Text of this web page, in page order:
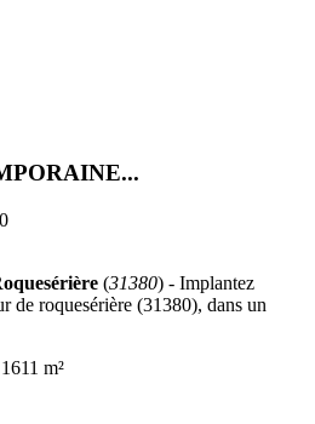
(31380) - Implantez
de roquesérière (31380), dans un
m²